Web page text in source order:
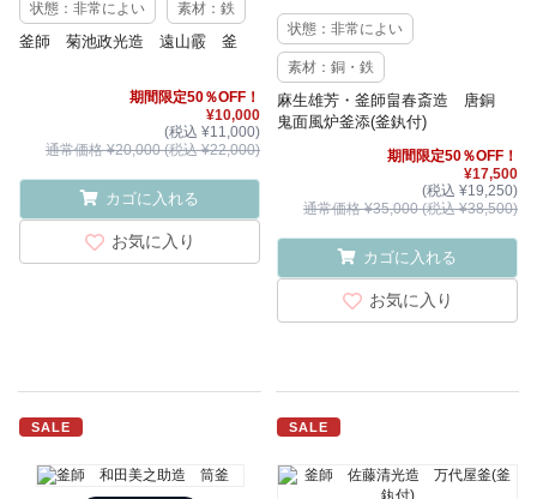
状態：非常によい 素材：鉄
釜師 菊池政光造 遠山霰 釜
期間限定50％OFF！
¥10,000
(税込 ¥11,000)
通常価格 ¥20,000 (税込 ¥22,000)
カゴに入れる
お気に入り
状態：非常によい
素材：銅・鉄
麻生雄芳・釜師畠春斎造 唐銅
鬼面風炉釜添(釜釻付)
期間限定50％OFF！
¥17,500
(税込 ¥19,250)
通常価格 ¥35,000 (税込 ¥38,500)
カゴに入れる
お気に入り
SALE SALE